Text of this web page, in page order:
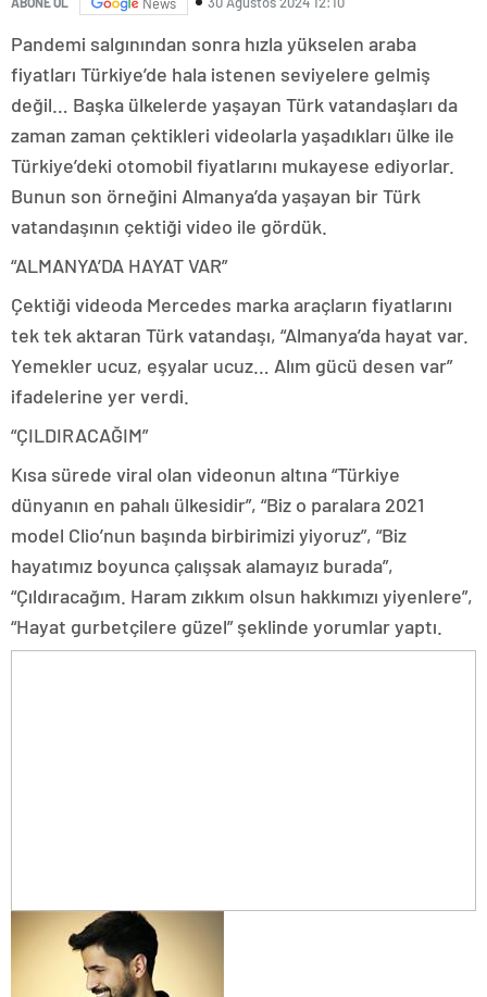
Pandemi salgınından sonra hızla yükselen araba
fiyatları Türkiye’de hala istenen seviyelere gelmiş
değil… Başka ülkelerde yaşayan Türk vatandaşları da
zaman zaman çektikleri videolarla yaşadıkları ülke ile
Türkiye’deki otomobil fiyatlarını mukayese ediyorlar.
Bunun son örneğini Almanya’da yaşayan bir Türk
vatandaşının çektiği video ile gördük.
“ALMANYA’DA HAYAT VAR”
Çektiği videoda Mercedes marka araçların fiyatlarını
tek tek aktaran Türk vatandaşı, “Almanya’da hayat var.
Yemekler ucuz, eşyalar ucuz… Alım gücü desen var”
ifadelerine yer verdi.
“ÇILDIRACAĞIM”
Kısa sürede viral olan videonun altına “Türkiye
dünyanın en pahalı ülkesidir”, “Biz o paralara 2021
model Clio’nun başında birbirimizi yiyoruz”, “Biz
hayatımız boyunca çalışsak alamayız burada”,
“Çıldıracağım. Haram zıkkım olsun hakkımızı yiyenlere”,
“Hayat gurbetçilere güzel” şeklinde yorumlar yaptı.